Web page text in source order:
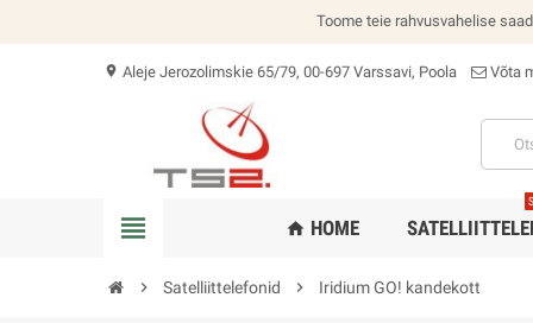
Toome teie rahvusvahelise
location_on Aleje Jerozolimskie 65/79, 00-697 Varssavi, Poola Võta
view_headline home HOME
chevron_right Satelliittelefonid chevron_right Iridium GO! kandekott